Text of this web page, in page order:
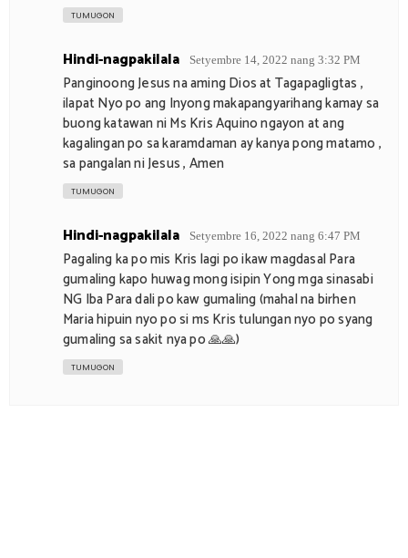
TUMUGON
Hindi-nagpakilala Setyembre 14, 2022 nang 3:32 PM
Panginoong Jesus na aming Dios at Tagapagligtas ,
ilapat Nyo po ang Inyong makapangyarihang kamay sa
buong katawan ni Ms Kris Aquino ngayon at ang
kagalingan po sa karamdaman ay kanya pong matamo ,
sa pangalan ni Jesus , Amen
TUMUGON
Hindi-nagpakilala Setyembre 16, 2022 nang 6:47 PM
Pagaling ka po mis Kris lagi po ikaw magdasal Para
gumaling kapo huwag mong isipin Yong mga sinasabi
NG Iba Para dali po kaw gumaling (mahal na birhen
Maria hipuin nyo po si ms Kris tulungan nyo po syang
gumaling sa sakit nya po 🙏🙏)
TUMUGON